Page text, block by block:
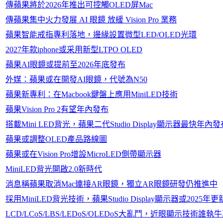
傳蘋果將於2026年推出可控觸OLED屏Mac
傳蘋果集中火力發展 AI 眼鏡 放緩 Vision Pro 業務
蘋果智能戒指專利落地，邊緣設置微型LED/OLED光環
2027年款iphone或采用新型LTPO OLED
蘋果AI眼鏡或提前至2026年底發布
外媒：蘋果或在開發AI眼鏡，代號為N50
蘋果新專利：在Macbook鍵盤上應用MiniLED技術
蘋果Vision Pro 2有望年內發布
搭載Mini LED背光，蘋果二代Studio Display顯示器最快年內發
蘋果或調整OLED產品路線圖
蘋果或在Vision Pro增設MicroLED側帶顯示器
MiniLED背光開啟2.0新時代
消息稱蘋果取消Mac連接AR眼鏡，獨立AR眼鏡研發仍推進中
採用MiniLED背光技術，蘋果Studio Display顯示器或2025年更
LCD/LCoS/LBS/LEDoS/OLEDoS大亂鬥，近眼顯示技術誰執牛